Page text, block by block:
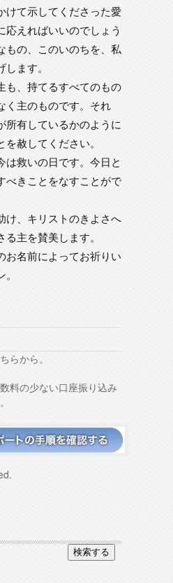
けて示してくださった愛
応えればいいのでしょう
もの、このいのちを、私
ます。
も、持てるすべてのもの
く主のものです。それ
所有しているかのように
赦してください。
は救いの日です。今日と
べきことをなすことがで
け、キリストのきよさへ
主を賛美します。
お名前によってお祈りい
らから。
料の少ない口座振り込み
検索する